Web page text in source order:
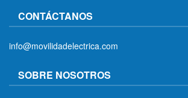
CONTÁCTANOS
info@movilidadelectrica.com
SOBRE NOSOTROS